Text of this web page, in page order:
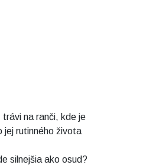
na ranči, kde je
rutinného života
silnejšia ako osud?